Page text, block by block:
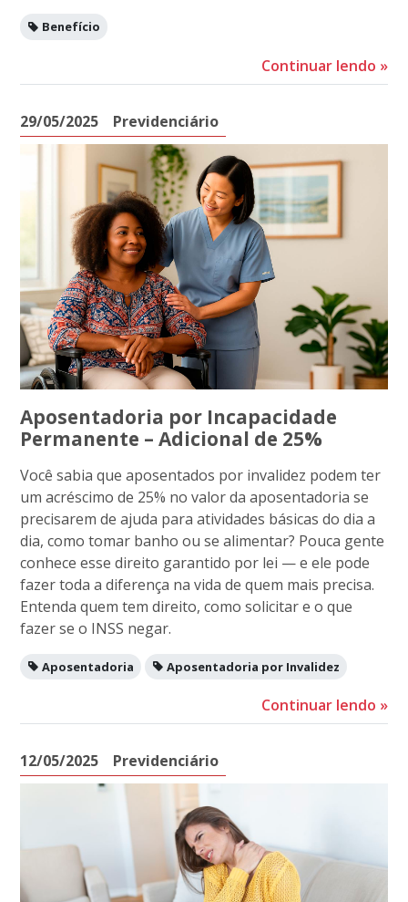
Benefício
Continuar lendo »
29/05/2025 Previdenciário
Aposentadoria por Incapacidade
Permanente – Adicional de 25%
Você sabia que aposentados por invalidez podem ter
um acréscimo de 25% no valor da aposentadoria se
precisarem de ajuda para atividades básicas do dia a
dia, como tomar banho ou se alimentar? Pouca gente
conhece esse direito garantido por lei — e ele pode
fazer toda a diferença na vida de quem mais precisa.
Entenda quem tem direito, como solicitar e o que
fazer se o INSS negar.
Aposentadoria Aposentadoria por Invalidez
Continuar lendo »
12/05/2025 Previdenciário